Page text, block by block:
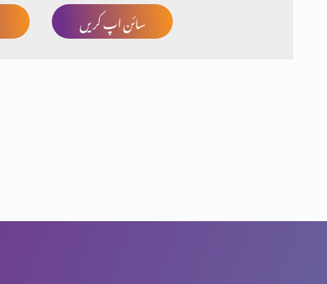
سائن اپ کریں